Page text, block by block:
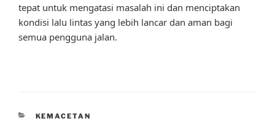
tepat untuk mengatasi masalah ini dan menciptakan
kondisi lalu lintas yang lebih lancar dan aman bagi
semua pengguna jalan.
CATEGORIES
KEMACETAN